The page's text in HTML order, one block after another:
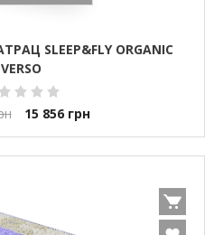
SLEEP&FLY ORGANIC
VERSO
15 856 грн